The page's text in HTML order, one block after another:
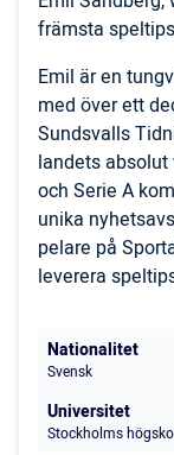
främsta
Emil är en
med över ett
Sundsvalls
landets
och Serie A
unika
pelare på
leverera
Nationalitet
Svensk
Universitet
Stockholms